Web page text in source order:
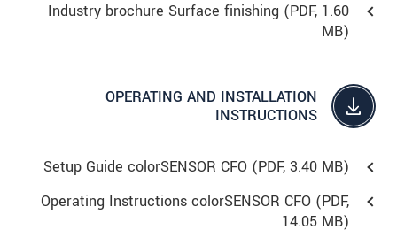
Industry brochure Surface finishing (PDF, 1.60
MB)
OPERATING AND INSTALLATION
INSTRUCTIONS
Setup Guide colorSENSOR CFO (PDF, 3.40 MB)
Operating Instructions colorSENSOR CFO (PDF,
14.05 MB)